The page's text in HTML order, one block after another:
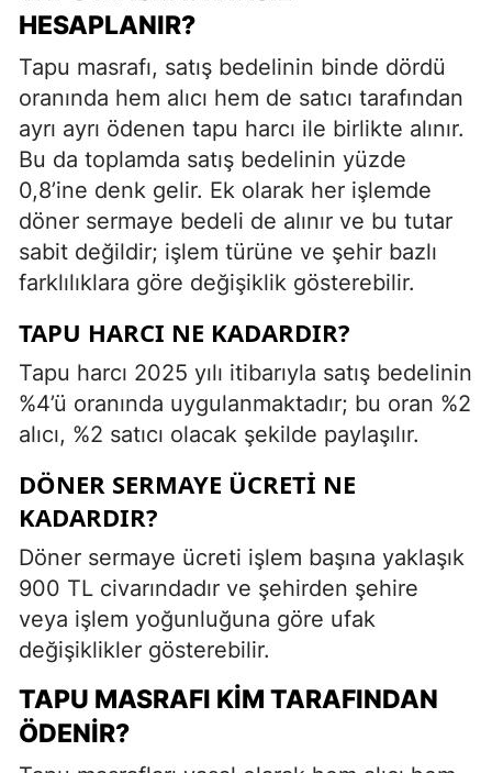
HESAPLANIR?
Tapu masrafı, satış bedelinin binde dördü
oranında hem alıcı hem de satıcı tarafından
ayrı ayrı ödenen tapu harcı ile birlikte alınır.
Bu da toplamda satış bedelinin yüzde
0,8’ine denk gelir. Ek olarak her işlemde
döner sermaye bedeli de alınır ve bu tutar
sabit değildir; işlem türüne ve şehir bazlı
farklılıklara göre değişiklik gösterebilir.
TAPU HARCI NE KADARDIR?
Tapu harcı 2025 yılı itibarıyla satış bedelinin
%4’ü oranında uygulanmaktadır; bu oran %2
alıcı, %2 satıcı olacak şekilde paylaşılır.
DÖNER SERMAYE ÜCRETI NE
KADARDIR?
Döner sermaye ücreti işlem başına yaklaşık
900 TL civarındadır ve şehirden şehire
veya işlem yoğunluğuna göre ufak
değişiklikler gösterebilir.
TAPU MASRAFI KIM TARAFINDAN
ÖDENIR?